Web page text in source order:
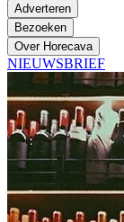
Adverteren
Bezoeken
Over Horecava
NIEUWSBRIEF